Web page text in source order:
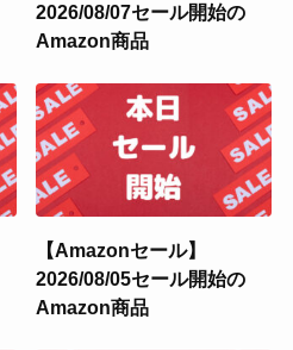
2026/08/07セール開始の
Amazon商品
【Amazonセール】
2026/08/05セール開始の
Amazon商品